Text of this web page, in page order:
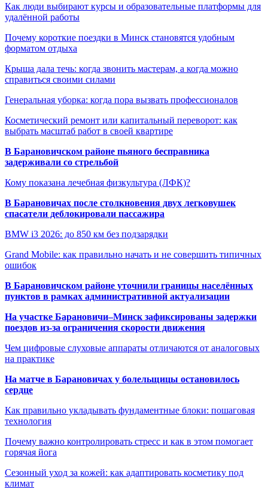
Как люди выбирают курсы и образовательные платформы для
удалённой работы
Почему короткие поездки в Минск становятся удобным
форматом отдыха
Крыша дала течь: когда звонить мастерам, а когда можно
справиться своими силами
Генеральная уборка: когда пора вызвать профессионалов
Косметический ремонт или капитальный переворот: как
выбрать масштаб работ в своей квартире
В Барановичском районе пьяного бесправника
задерживали со стрельбой
Кому показана лечебная физкультура (ЛФК)?
В Барановичах после столкновения двух легковушек
спасатели деблокировали пассажира
BMW i3 2026: до 850 км без подзарядки
Grand Mobile: как правильно начать и не совершить типичных
ошибок
В Барановичском районе уточнили границы населённых
пунктов в рамках административной актуализации
На участке Барановичи–Минск зафиксированы задержки
поездов из-за ограничения скорости движения
Чем цифровые слуховые аппараты отличаются от аналоговых
на практике
На матче в Барановичах у болельщицы остановилось
сердце
Как правильно укладывать фундаментные блоки: пошаговая
технология
Почему важно контролировать стресс и как в этом помогает
горячая йога
Сезонный уход за кожей: как адаптировать косметику под
климат